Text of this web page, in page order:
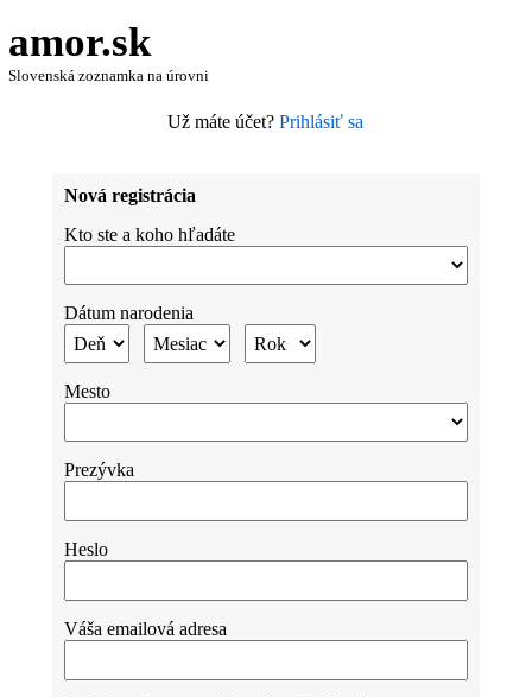
amor.sk
Slovenská zoznamka na úrovni
Už máte účet?Prihlásiť sa
Nová registrácia
Kto ste a koho hľadáte
Dátum narodenia
Mesto
Prezývka
Heslo
Váša emailová adresa